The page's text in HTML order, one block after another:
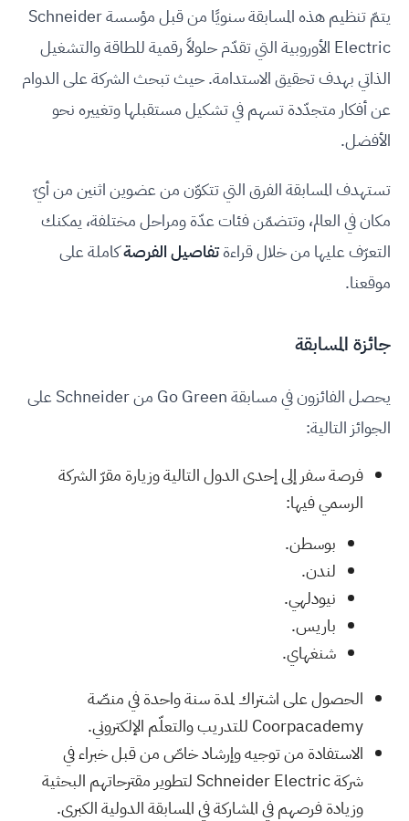
يتمّ تنظيم هذه المسابقة سنويًا من قبل مؤسسة Schneider
Electric الأوروبية التي تقدّم حلولاً رقمية للطاقة والتشغيل
الذاتي بهدف تحقيق الاستدامة. حيث تبحث الشركة على الدوام
عن أفكار متجدّدة تسهم في تشكيل مستقبلها وتغييره نحو
الأفضل.
تستهدف المسابقة الفرق التي تتكوّن من عضوين اثنين من أيّ
مكان في العالم، وتتضمّن فئات عدّة ومراحل مختلفة، يمكنك
التعرّف عليها من خلال قراءةتفاصيل الفرصةكاملة على
موقعنا.
جائزة المسابقة
يحصل الفائزون في مسابقة Go Green من Schneider على
الجوائز التالية:
فرصة سفر إلى إحدى الدول التالية وزيارة مقرّ الشركة
الرسمي فيها:
بوسطن.
لندن.
نيودلهي.
باريس.
شنغهاي.
الحصول على اشتراك لمدة سنة واحدة في منصّة
Coorpacademy للتدريب والتعلّم الإلكتروني.
الاستفادة من توجيه وإرشاد خاصّ من قبل خبراء في
شركة Schneider Electric لتطوير مقترحاتهم البحثية
وزيادة فرصهم في المشاركة في المسابقة الدولية الكبرى.